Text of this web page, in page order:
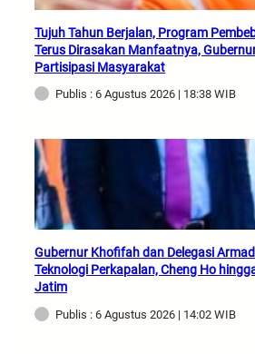
Tujuh Tahun Berjalan, Program
Terus Dirasakan Manfaatnya,
Partisipasi Masyarakat
Publis : 6 Agustus 2026 | 18:38 WIB
Gubernur Khofifah dan Delegasi
Teknologi Perkapalan, Cheng Ho
Jatim
Publis : 6 Agustus 2026 | 14:02 WIB